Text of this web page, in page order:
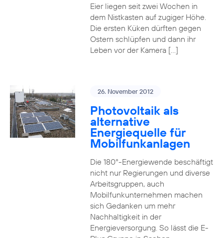
Eier liegen seit zwei Wochen in
dem Nistkasten auf zugiger Höhe.
Die ersten Küken dürften gegen
Ostern schlüpfen und dann ihr
Leben vor der Kamera […]
26. November 2012
Photovoltaik als
alternative
Energiequelle für
Mobilfunkanlagen
Die 180°-Energiewende beschäftigt
nicht nur Regierungen und diverse
Arbeitsgruppen, auch
Mobilfunkunternehmen machen
sich Gedanken um mehr
Nachhaltigkeit in der
Energieversorgung. So lässt die E-